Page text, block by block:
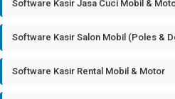
Software Kasir Jasa Cuci Mobil &
Software Kasir Salon Mobil (Poles &
Software Kasir Rental Mobil & Motor